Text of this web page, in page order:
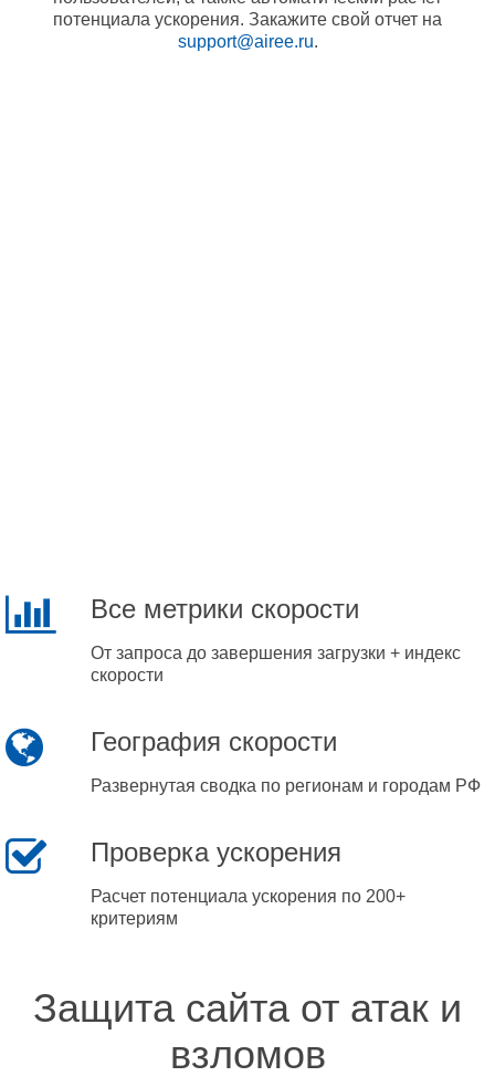
потенциала ускорения. Закажите свой отчет на
support@airee.ru.
Все метрики скорости
От запроса до завершения загрузки + индекс
скорости
География скорости
Развернутая сводка по регионам и городам РФ
Проверка ускорения
Расчет потенциала ускорения по 200+
критериям
Защита сайта от атак и
взломов